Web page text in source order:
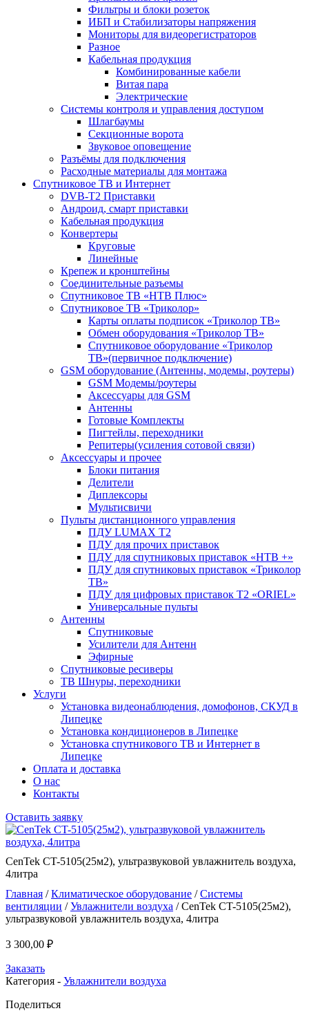
Фильтры и блоки розеток
ИБП и Стабилизаторы напряжения
Мониторы для видеорегистраторов
Разное
Кабельная продукция
Комбинированные кабели
Витая пара
Электрические
Системы контроля и управления доступом
Шлагбаумы
Секционные ворота
Звуковое оповещение
Разъёмы для подключения
Расходные материалы для монтажа
Спутниковое ТВ и Интернет
DVB-Т2 Приставки
Андроид, смарт приставки
Кабельная продукция
Конвертеры
Круговые
Линейные
Крепеж и кронштейны
Соединительные разъемы
Спутниковое ТВ «НТВ Плюс»
Спутниковое ТВ «Триколор»
Карты оплаты подписок «Триколор ТВ»
Обмен оборудования «Триколор ТВ»
Спутниковое оборудование «Триколор
ТВ»(первичное подключение)
GSM оборудование (Антенны, модемы, роутеры)
GSM Модемы/роутеры
Аксессуары для GSM
Антенны
Готовые Комплекты
Пигтейлы, переходники
Репитеры(усиления сотовой связи)
Аксессуары и прочее
Блоки питания
Делители
Диплексоры
Мультисвичи
Пульты дистанционного управления
ПДУ LUMAX Т2
ПДУ для прочих приставок
ПДУ для спутниковых приставок «НТВ +»
ПДУ для спутниковых приставок «Триколор
ТВ»
ПДУ для цифровых приставок Т2 «ORIEL»
Универсальные пульты
Антенны
Спутниковые
Усилители для Антенн
Эфирные
Спутниковые ресиверы
ТВ Шнуры, переходники
Услуги
Установка видеонаблюдения, домофонов, СКУД в
Липецке
Установка кондиционеров в Липецке
Установка спутникового ТВ и Интернет в
Липецке
Оплата и доставка
О нас
Контакты
Оставить заявку
CenTek CT-5105(25м2), ультразвуковой увлажнитель воздуха,
4литра
Главная /Климатическое оборудование /Системы
вентиляции /Увлажнители воздуха / CenTek CT-5105(25м2),
ультразвуковой увлажнитель воздуха, 4литра
3 300,00 ₽
Заказать
Категория - Увлажнители воздуха
Поделиться